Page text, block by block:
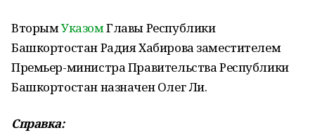
ВторымУказомГлавы Республики
Башкортостан Радия Хабирова заместителем
Премьер-министра Правительства Республики
Башкортостан назначен Олег Ли.
Справка: